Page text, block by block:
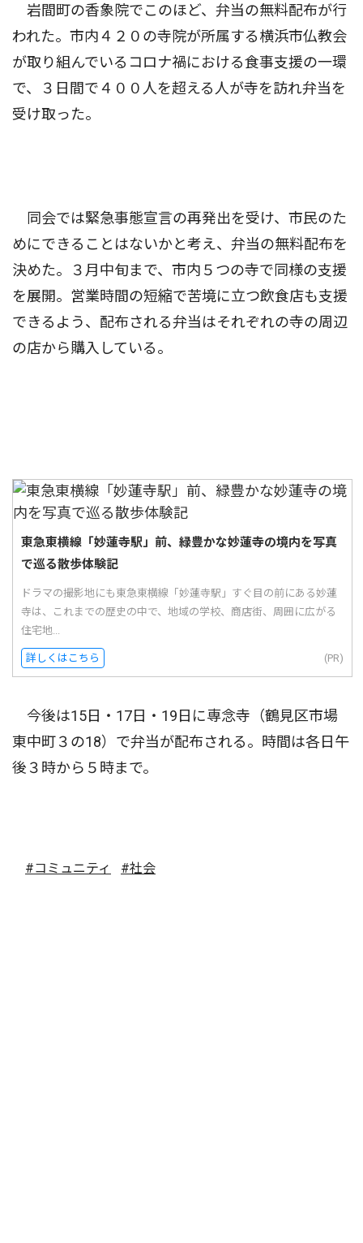
岩間町の香象院でこのほど、弁当の無料配布が行
われた。市内４２０の寺院が所属する横浜市仏教会
が取り組んでいるコロナ禍における食事支援の一環
で、３日間で４００人を超える人が寺を訪れ弁当を
受け取った。
同会では緊急事態宣言の再発出を受け、市民のた
めにできることはないかと考え、弁当の無料配布を
決めた。３月中旬まで、市内５つの寺で同様の支援
を展開。営業時間の短縮で苦境に立つ飲食店も支援
できるよう、配布される弁当はそれぞれの寺の周辺
の店から購入している。
東急東横線「妙蓮寺駅」前、緑豊かな妙蓮寺の境内を写真
で巡る散歩体験記
ドラマの撮影地にも東急東横線「妙蓮寺駅」すぐ目の前にある妙蓮
寺は、これまでの歴史の中で、地域の学校、商店街、周囲に広がる
住宅地...
詳しくはこちら (PR)
今後は15日・17日・19日に専念寺（鶴見区市場
東中町３の18）で弁当が配布される。時間は各日午
後３時から５時まで。
#コミュニティ #社会